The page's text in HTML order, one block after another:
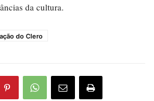
da cultura.
do Clero